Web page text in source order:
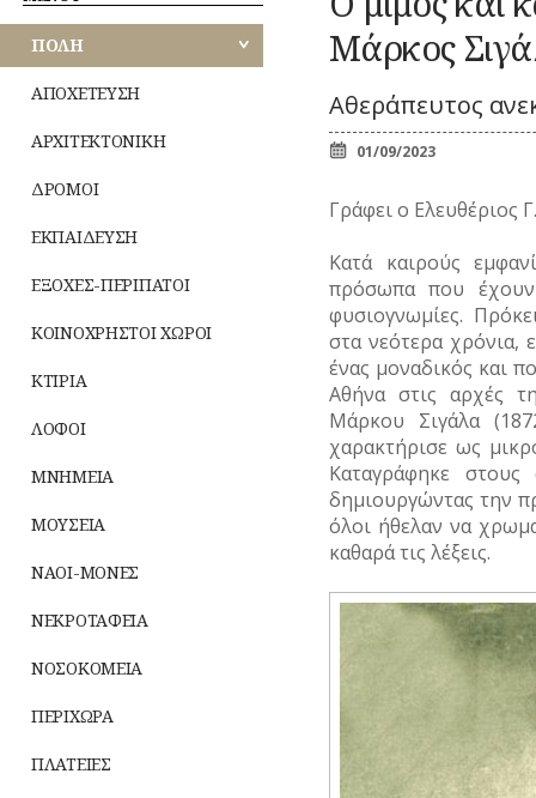
ΚΟΙΝΟΧΡΗΣΤΟΙ
ΧΩΡΟΙ
ΚΤΙΡΙΑ
ΜΝΗΜΕΙΑ
ΝΑΟΙ-ΜΟΝΕΣ
ΝΕΚΡΟΤΑΦΕΙΑ
ΠΕΡΙΧΩΡΑ
ΠΛΗΘΥΣΜΟΣ
ΠΟΤΑΜΟΙ
ΚΟΜΙΚΣ
ΣΚΙΤΣΑ
(ΓΕΛΟΙΟΓΡΑΦΙΕΣ)
–
ΠΟΙΗΣΗ
(ΟΛΥΜΠΙΣΜΟΣ)
ΤΗΛΕΟΡΑΣΗ
ΦΩΤΟΓΡΑΦΙΑ
ΑΘΗΝΩΝ
ΑΝΑΤΟΛΙΚΗΣ
ΕΟΡΤΕΣ
ΞΩΚΚΛΗΣΙΑ
ΠΑΝΗΓΥΡΙΑ
ΒΙΟΣ
Λατρεία
Ζώα
Μύθοι
Παροιμίες
Αινίγματα
ΠΟΛΗ
ΑΠΟΧΕΤΕΥΣΗ
ΑΡΧΙΤΕΚΤΟΝΙΚΗ
ΔΡΟΜΟΙ
ΕΚΠΑΙΔΕΥΣΗ
ΕΞΟΧΕΣ-ΠΕΡΙΠΑΤΟΙ
ΚΟΙΝΟΧΡΗΣΤΟΙ ΧΩΡΟΙ
ΚΤΙΡΙΑ
ΛΟΦΟΙ
ΜΝΗΜΕΙΑ
ΜΟΥΣΕΙΑ
ΝΑΟΙ-ΜΟΝΕΣ
ΝΕΚΡΟΤΑΦΕΙΑ
ΝΟΣΟΚΟΜΕΙΑ
ΠΕΡΙΧΩΡΑ
ΠΛΑΤΕΙΕΣ
Μάρκος
Αθεράπευτος
01/09/2023
Γράφει ο Ελευθέριος
Κατά καιρούς
πρόσωπα που έχουν
φυσιογνωμίες.
στα νεότερα χρόνια,
ένας μοναδικός και
Αθήνα στις αρχές
Μάρκου Σιγάλα
χαρακτήρισε ως
Καταγράφηκε
δημιουργώντας την
όλοι ήθελαν να
καθαρά τις λέξεις.